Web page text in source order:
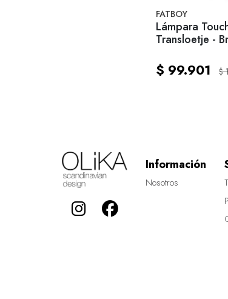
FATBOY
Lámpara
Transloetje -
$ 99.901 $
Información
Nosotros